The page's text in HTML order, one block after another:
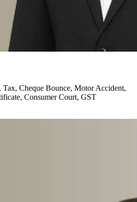
Cheque Bounce, Motor Accident,
Consumer Court, GST